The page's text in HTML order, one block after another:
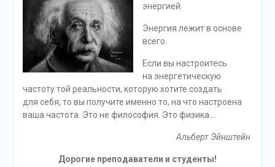
энергией.
Энергия лежит в основе
всего.
Если вы настроитесь
на энергетическую
частоту той реальности, которую хотите создать
для себя, то вы получите именно то, на что настроена
ваша частота. Это не философия. Это физика….
Альберт Эйнштейн
Дорогие преподаватели и студенты!